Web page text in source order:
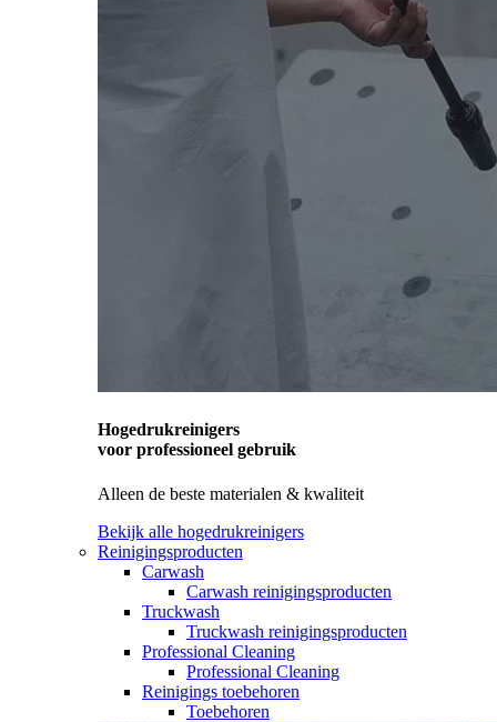
Hogedrukreinigers
voor professioneel gebruik
Alleen de beste materialen & kwaliteit
Bekijk alle hogedrukreinigers
Reinigingsproducten
Carwash
Carwash reinigingsproducten
Truckwash
Truckwash reinigingsproducten
Professional Cleaning
Professional Cleaning
Reinigings toebehoren
Toebehoren